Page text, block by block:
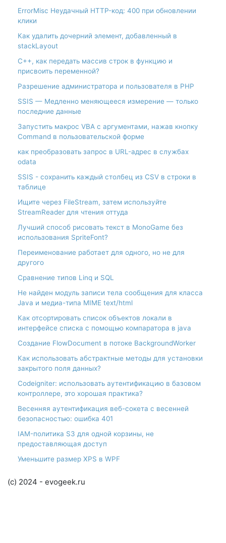
ErrorMisc Неудачный HTTP-код: 400 при обновлении
клики
Как удалить дочерний элемент, добавленный в
stackLayout
С++, как передать массив строк в функцию и
присвоить переменной?
Разрешение администратора и пользователя в PHP
SSIS — Медленно меняющееся измерение — только
последние данные
Запустить макрос VBA с аргументами, нажав кнопку
Command в пользовательской форме
как преобразовать запрос в URL-адрес в службах
odata
SSIS - сохранить каждый столбец из CSV в строки в
таблице
Ищите через FileStream, затем используйте
StreamReader для чтения оттуда
Лучший способ рисовать текст в MonoGame без
использования SpriteFont?
Переименование работает для одного, но не для
другого
Сравнение типов Linq и SQL
Не найден модуль записи тела сообщения для класса
Java и медиа-типа MIME text/html
Как отсортировать список объектов локали в
интерфейсе списка с помощью компаратора в java
Создание FlowDocument в потоке BackgroundWorker
Как использовать абстрактные методы для установки
закрытого поля данных?
Codeigniter: использовать аутентификацию в базовом
контроллере, это хорошая практика?
Весенняя аутентификация веб-сокета с весенней
безопасностью: ошибка 401
IAM-политика S3 для одной корзины, не
предоставляющая доступ
Уменьшите размер XPS в WPF
(c) 2024 - evogeek.ru